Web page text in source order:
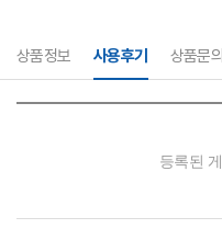
상품정보 사용후기 상품문의